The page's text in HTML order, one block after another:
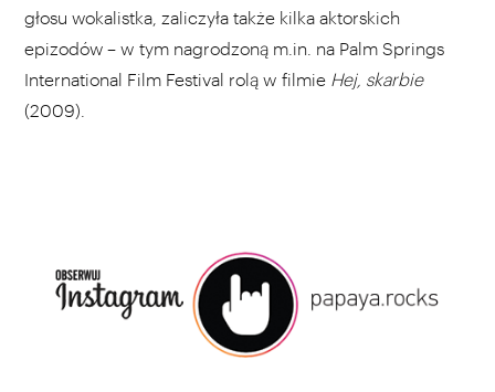
głosu wokalistka, zaliczyła także kilka aktorskich
epizodów – w tym nagrodzoną m.in. na Palm Springs
International Film Festival rolą w filmie Hej, skarbie
(2009).